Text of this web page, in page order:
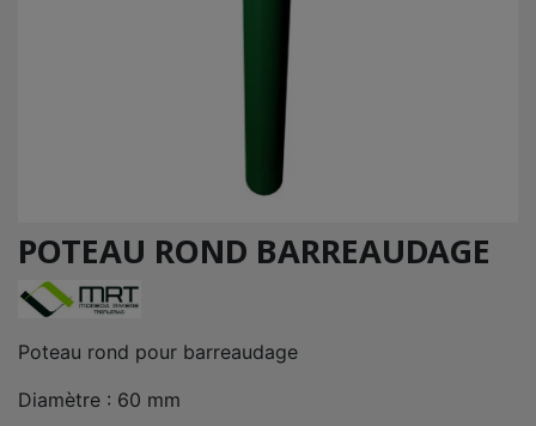
POTEAU ROND BARREAUDAGE
Poteau rond pour barreaudage
Diamètre : 60 mm